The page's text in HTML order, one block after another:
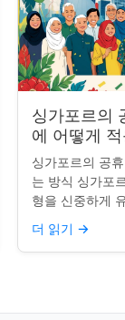
싱가포르의
에 어떻게
싱가포르의 공
는 방식 싱가포
형을 신중하게
인도, 서양 전
라의 다양성을
더 읽기 →